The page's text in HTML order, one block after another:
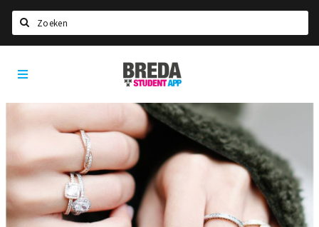
HOME
STUDEREN
Voel je thuis in Breda | GoodMood
Welkom in Breda
Studentenverenigingen
Studentenraad
Breda
Student